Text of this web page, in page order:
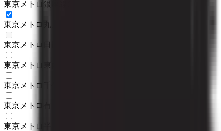
東京メトロ銀座線
東京メトロ丸ノ内線
東京メトロ日比谷線
東京メトロ東西線
東京メトロ千代田線
東京メトロ有楽町線
東京メトロ半蔵門線